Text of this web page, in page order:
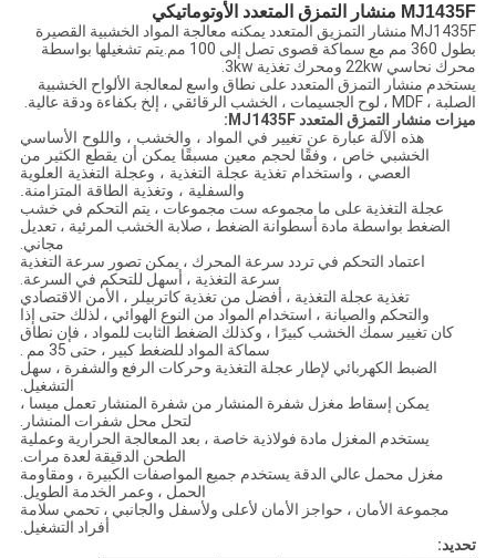
MJ1435F منشار التمزق المتعدد الأوتوماتيكي
MJ1435F منشار التمزيق المتعدد يمكنه معالجة المواد الخشبية القصيرة
بطول 360 مم مع سماكة قصوى تصل إلى 100 مم.يتم تشغيلها بواسطة
محرك نحاسي 22kw ومحرك تغذية 3kw.
يستخدم منشار التمزق المتعدد على نطاق واسع لمعالجة الألواح الخشبية
الصلبة ، MDF ، لوح الجسيمات ، الخشب الرقائقي ، إلخ بكفاءة ودقة عالية.
ميزات منشار التمزق المتعدد MJ1435F:
هذه الآلة عبارة عن تغيير في المواد ، والخشب ، واللوح الأساسي
الخشبي خاص ، وفقًا لحجم معين مسبقًا يمكن أن يقطع الكثير من
العصي ، واستخدام تغذية عجلة التغذية ، وعجلة التغذية العلوية
والسفلية ، وتغذية الطاقة المتزامنة.
عجلة التغذية على ما مجموعه ست مجموعات ، يتم التحكم في خشب
الضغط بواسطة مادة أسطوانة الضغط ، صلابة الخشب المرئية ، تعديل
مجاني.
اعتماد التحكم في تردد سرعة المحرك ، يمكن تصور سرعة التغذية
سرعة التغذية ، أسهل للتحكم في السرعة.
تغذية عجلة التغذية ، أفضل من تغذية كاتربيلر ، الأمن الاقتصادي
والتحكم والصيانة ، استخدام المواد من النوع الهوائي ، لذلك حتى إذا
كان تغيير سمك الخشب كبيرًا ، وكذلك الضغط الثابت للمواد ، فإن نطاق
سماكة المواد للضغط كبير ، حتى 35 مم .
الضبط الكهربائي لإطار عجلة التغذية وحركات الرفع والشفرة ، سهل
التشغيل.
يمكن إسقاط مغزل شفرة المنشار من شفرة المنشار تعمل ميسا ،
لتحل محل شفرات المنشار.
يستخدم المغزل مادة فولاذية خاصة ، بعد المعالجة الحرارية وعملية
الطحن الدقيقة لعدة مرات.
مغزل محمل عالي الدقة يستخدم جميع المواصفات الكبيرة ، ومقاومة
الحمل ، وعمر الخدمة الطويل.
مجموعة الأمان ، حواجز الأمان لأعلى ولأسفل والجانبي ، تحمي سلامة
أفراد التشغيل.
تحديد: